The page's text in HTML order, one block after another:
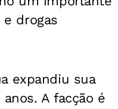
drogas
expandiu sua
A facção é